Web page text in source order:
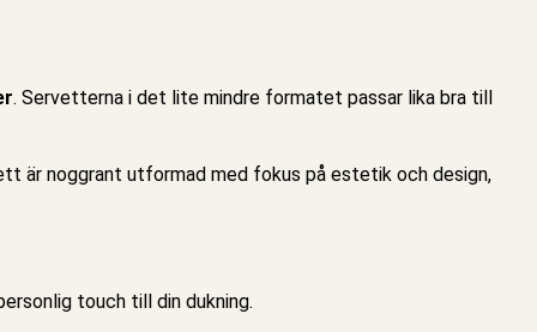
. Servetterna i det lite mindre formatet passar lika bra till
är noggrant utformad med fokus på estetik och design,
touch till din dukning.